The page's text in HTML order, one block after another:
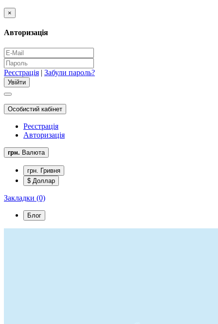
×
Авторизація
Реєстрація | Забули пароль?
Особистий кабінет
Реєстрація
Авторизація
грн. Валюта
грн. Гривня
$ Доллар
Закладки (0)
Блог